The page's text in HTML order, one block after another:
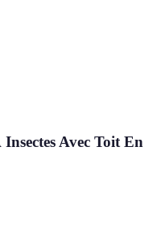
Avec Toit En